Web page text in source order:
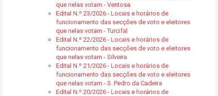
que nelas votam - Ventosa
Edital N.º 23/2026 - Locais e horários de
funcionamento das secções de voto e eleitores
que nelas votam - Turcifal
Edital N.º 22/2026 - Locais e horários de
funcionamento das secções de voto e eleitores
que nelas votam - Silveira
Edital N.º 21/2026 - Locais e horários de
funcionamento das secções de voto e eleitores
que nelas votam - S. Pedro da Cadeira
Edital N.º 20/2026 - Locais e horários de